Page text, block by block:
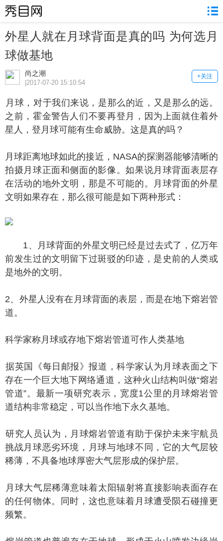
外星人就在月球背面是真的吗 为何选月
球做基地
尚之潮 +关注
|2017-07-20 15:10:54
，对于我们来说，是那么的近，又是那么的远。
之前，霍金警告人们不要再登月，因为上面就住着外
星人，登月球可能有生命威胁。这是真的吗？
距离地球如此的接近，NASA的探测器能够清晰的
拍摄月球正面和侧面的影像。如果说月球背面表层存
在活动的地外文明，那是不可能的。月球背面的外星
文明如果存在，那么很可能是如下两种形式：
1、月球背面的外星文明已经是过去式了，亿万年
前发生过的文明留下过斑驳的印迹，是史前的人类或
是地外的文明。
外星人没有在月球背面的表层，而是在地下熔岩管
道。
家称月球或存地下熔岩管道可作人类基地
国《每日邮报》报道，科学家认为月球表面之下
存在一个巨大地下网络通道，这种火山结构叫做“熔岩
管道”。最新一项研究表示，宽度1公里的月球熔岩管
道结构非常稳定，可以当作地下永久基地。
人员认为，月球熔岩管道有助于保护未来宇航员
挑战月球恶劣环境，月球与地球不同，它的大气层较
稀薄，不具备地球厚密大气层形成的保护层。
大气层稀薄意味着太阳辐射将直接影响表面存在
的任何物体。同时，这也意味着月球遭受陨石碰撞更
频繁。